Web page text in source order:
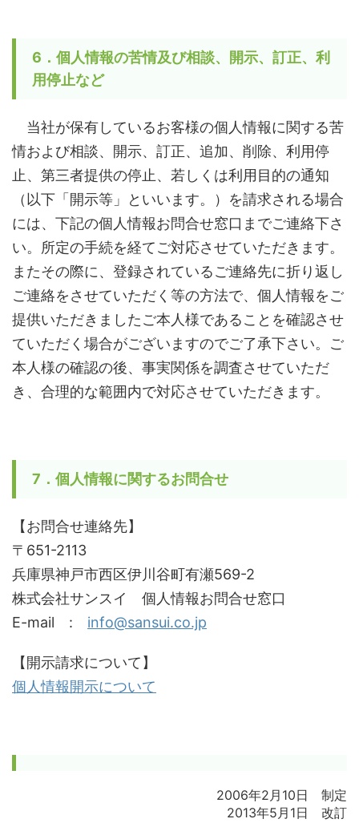
6．個人情報の苦情及び相談、開示、訂正、利
用停止など
当社が保有しているお客様の個人情報に関する苦
情および相談、開示、訂正、追加、削除、利用停
止、第三者提供の停止、若しくは利用目的の通知
（以下「開示等」といいます。）を請求される場合
には、下記の個人情報お問合せ窓口までご連絡下さ
い。所定の手続を経てご対応させていただきます。
またその際に、登録されているご連絡先に折り返し
ご連絡をさせていただく等の方法で、個人情報をご
提供いただきましたご本人様であることを確認させ
ていただく場合がございますのでご了承下さい。ご
本人様の確認の後、事実関係を調査させていただ
き、合理的な範囲内で対応させていただきます。
7．個人情報に関するお問合せ
【お問合せ連絡先】
〒651-2113
兵庫県神戸市西区伊川谷町有瀬569-2
株式会社サンスイ 個人情報お問合せ窓口
E-mail : info@sansui.co.jp
【開示請求について】
個人情報開示について
2006年2月10日 制定
2013年5月1日 改訂